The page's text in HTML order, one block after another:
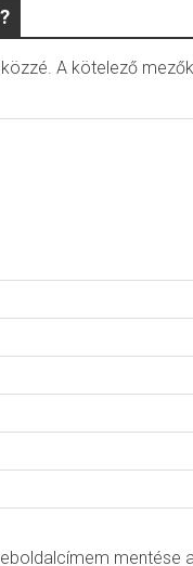
A kötelező